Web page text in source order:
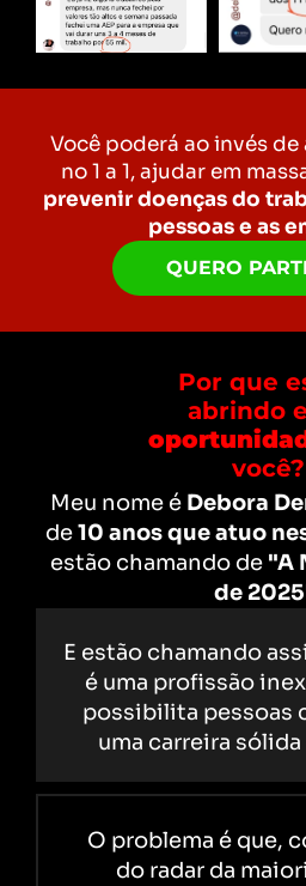
Você poderá ao invés
no 1 a 1, ajudar em
prevenir doenças do
pessoas e as
QUERO
Por que
abrindo
você?
Meu nome é Debora
de10 anos que atuo
estão chamando de "A
de
E estão chamando
é uma profissão
possibilita pessoas
uma carreira sólida
O problema é que,
do radar da